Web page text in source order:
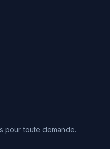
pour toute demande.